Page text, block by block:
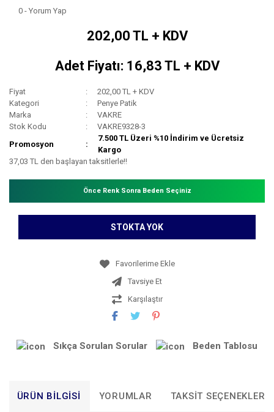
0 - Yorum Yap
202,00 TL + KDV
Adet Fiyatı: 16,83 TL + KDV
Fiyat
202,00 TL + KDV
Kategori
Penye Patik
Marka
VAKRE
Stok Kodu
VAKRE9328-3
Promosyon
7.500 TL Üzeri %10 İndirim ve Ücretsiz
Kargo
37,03 TL den başlayan taksitlerle!!
Önce Renk Sonra Beden Seçiniz
STOKTA YOK
Tavsiye Et
Karşılaştır
Sıkça Sorulan Sorular Beden Tablosu
ÜRÜN BILGISI YORUMLAR TAKSIT SEÇENEKLERI